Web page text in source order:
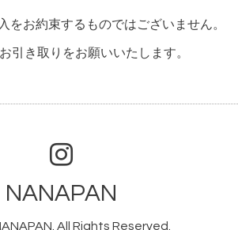
お約束するものではございません。
引き取りをお願いいたします。
NANAPAN
. All Rights Reserved.